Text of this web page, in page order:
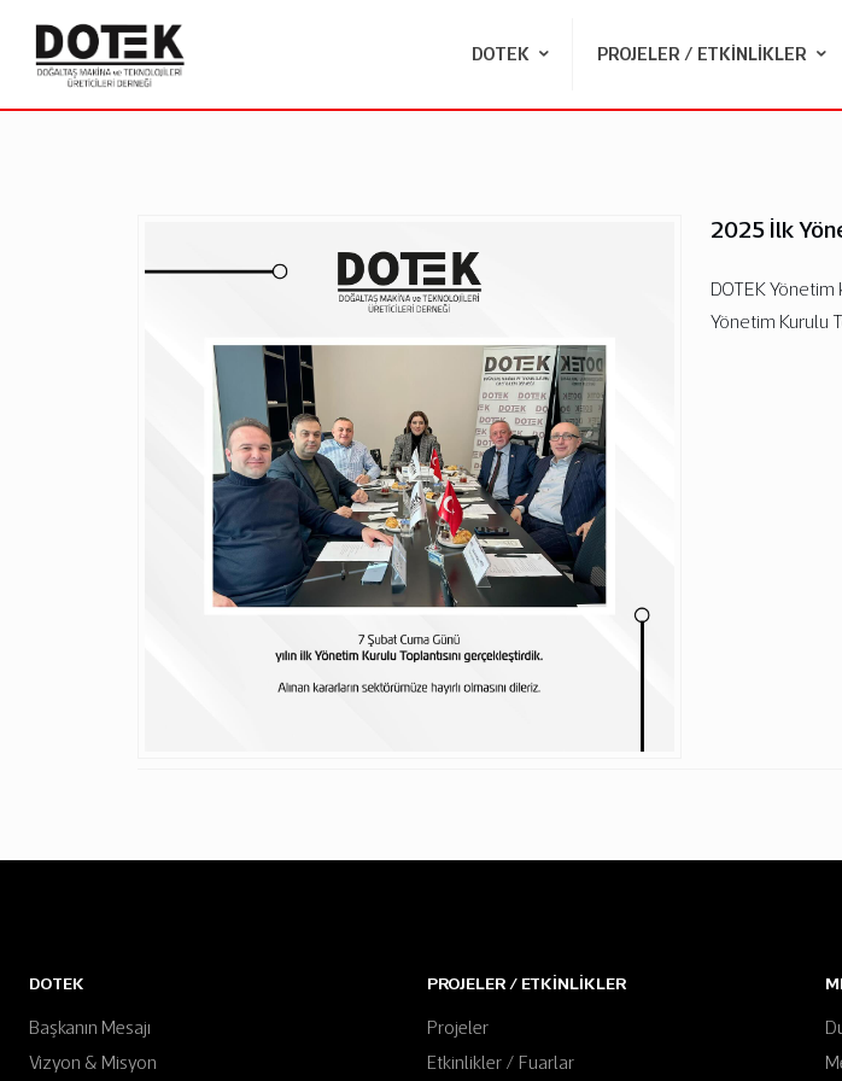
DOTEK PROJELER / ETKINLIKLER
2025 İlk
DOTEK Yönetim
Yönetim Kurulu
DOTEK
Başkanın Mesajı
Vizyon & Misyon
PROJELER / ETKINLIKLER
Projeler
Etkinlikler / Fuarlar